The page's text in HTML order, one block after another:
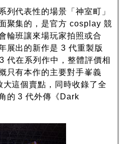
列代表性的場景「神室町」
聚集的，是官方 cosplay 競
輪班讓來場玩家拍照或合
展出的新作是 3 代重製版
代在系列作中，整體評價相
只有本作的主要對手峯義
這個賣點，同時收錄了全
的 3 代外傳《Dark